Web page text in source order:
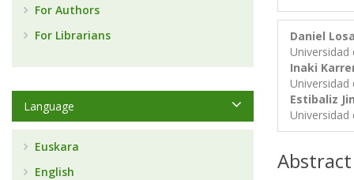
Daniel
Universidad
Inaki
Universidad
Estibaliz
Universidad
Abstract
For Authors
For Librarians
Language
Euskara
English